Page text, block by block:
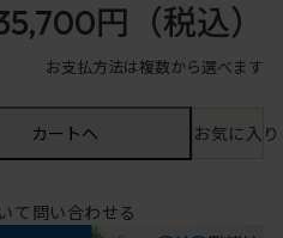
円 （税込）
お支払方法は複数から選べます
カートへ お気に入
て問い合わせる